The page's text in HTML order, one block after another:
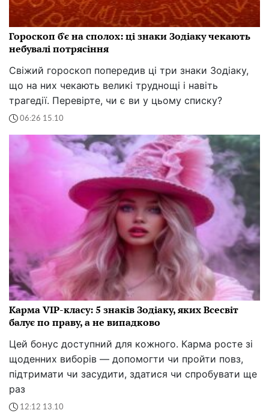
Гороскоп б'є на сполох: ці знаки Зодіаку чекають
небувалі потрясіння
Свіжий гороскоп попередив ці три знаки Зодіаку,
що на них чекають великі труднощі і навіть
трагедії. Перевірте, чи є ви у цьому списку?
06:26 15.10
Карма VIP-класу: 5 знаків Зодіаку, яких Всесвіт
балує по праву, а не випадково
Цей бонус доступний для кожного. Карма росте зі
щоденних виборів — допомогти чи пройти повз,
підтримати чи засудити, здатися чи спробувати ще
раз
12:12 13.10